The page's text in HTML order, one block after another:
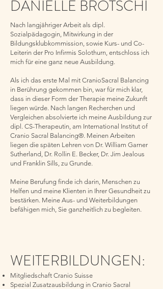
DANIÈLLE BROTSCHI
Nach langjähriger Arbeit als dipl.
Sozialpädagogin, Mitwirkung in der
Bildungsklubkommission, sowie Kurs- und Co-
Leiterin der Pro Infirmis Solothurn, entschloss ich
mich für eine ganz neue Ausbildung.
Als ich das erste Mal mit CranioSacral Balancing
in Berührung gekommen bin, war für mich klar,
dass in dieser Form der Therapie meine Zukunft
liegen würde. Nach langen Recherchen und
Vergleichen absolvierte ich meine Ausbildung zur
dipl. CS-Therapeutin, am International Institut of
Cranio Sacral Balancing®. Meinen Arbeiten
liegen die späten Lehren von Dr. William Garner
Sutherland, Dr. Rollin E. Becker, Dr. Jim Jealous
und Franklin Sills, zu Grunde.
Meine Berufung finde ich darin, Menschen zu
Helfen und meine Klienten in Ihrer Gesundheit zu
bestärken. Meine Aus- und Weiterbildungen
befähigen mich, Sie ganzheitlich zu begleiten.
WEITERBILDUNGEN:
Mitgliedschaft Cranio Suisse
Spezial Zusatzausbildung in Cranio Sacral